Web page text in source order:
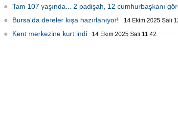
Tam 107 yaşında... 2 padişah, 12 cumhurbaşkanı
Bursa'da dereler kışa hazırlanıyor! 14 Ekim 2025 Salı
Kent merkezine kurt indi 14 Ekim 2025 Salı 11:42